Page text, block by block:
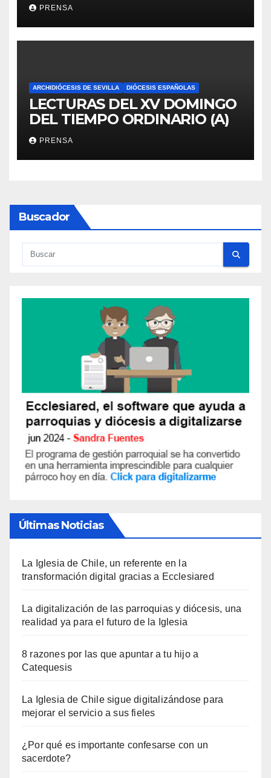
PRENSA
ARCHIDIÓCESIS DE SEVILLA DIÓCESIS ESPAÑOLAS
LECTURAS DEL XV DOMINGO
DEL TIEMPO ORDINARIO (A)
PRENSA
Buscador
Últimas Noticias
La Iglesia de Chile, un referente en la
transformación digital gracias a Ecclesiared
La digitalización de las parroquias y diócesis, una
realidad ya para el futuro de la Iglesia
8 razones por las que apuntar a tu hijo a
Catequesis
La Iglesia de Chile sigue digitalizándose para
mejorar el servicio a sus fieles
¿Por qué es importante confesarse con un
sacerdote?